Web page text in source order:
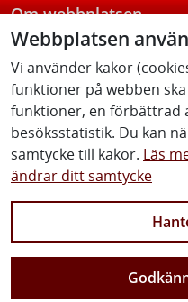
Webbplatsen
Vi använder kakor
funktioner på webben
funktioner, en förbättrad
besöksstatistik. Du kan
samtycke till kakor. Läs
ändrar ditt samtycke
Om webbplatsen
Följ oss
Facebook Youtube